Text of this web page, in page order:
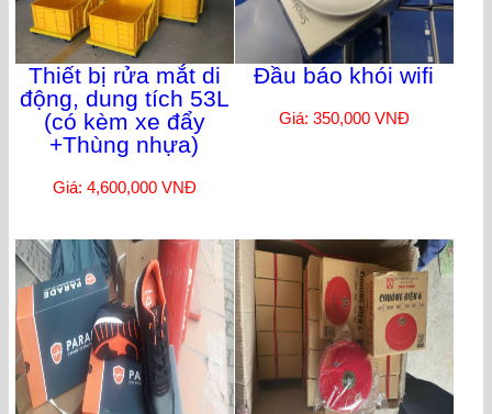
Thiết bị rửa mắt di
động, dung tích 53L
(có kèm xe đẩy
+Thùng nhựa)
Giá: 4,600,000 VNĐ
Đầu báo khói wifi
Giá: 350,000 VNĐ